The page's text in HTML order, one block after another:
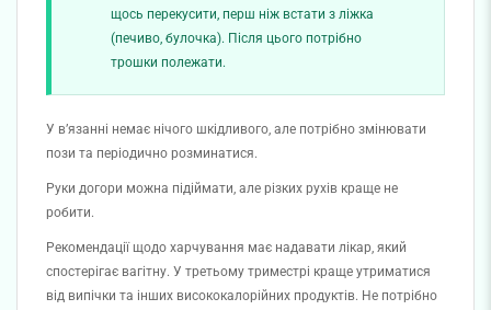
щось перекусити, перш ніж встати з ліжка
(печиво, булочка). Після цього потрібно
трошки полежати.
У в’язанні немає нічого шкідливого, але потрібно змінювати
пози та періодично розминатися.
Руки догори можна підіймати, але різких рухів краще не
робити.
Рекомендації щодо харчування має надавати лікар, який
спостерігає вагітну. У третьому триместрі краще утриматися
від випічки та інших висококалорійних продуктів. Не потрібно